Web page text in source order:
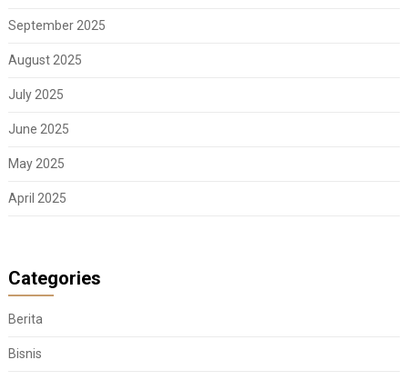
September 2025
August 2025
July 2025
June 2025
May 2025
April 2025
Categories
Berita
Bisnis